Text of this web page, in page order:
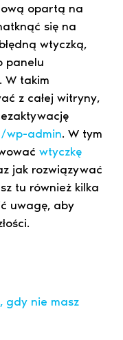
opartą na
się na
wtyczką,
panelu
W takim
z całej witryny,
wp-admin. W tym
wtyczkę
jak rozwiązywać
tu również kilka
uwagę, aby
gdy nie masz